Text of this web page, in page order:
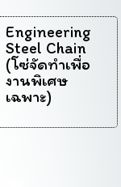
Engineering
Steel Chain
(โซ่จัดทำเพื่อ
งานพิเศษ
เฉพาะ)